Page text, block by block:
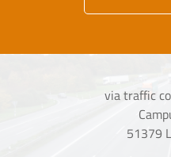
via traffic
51379